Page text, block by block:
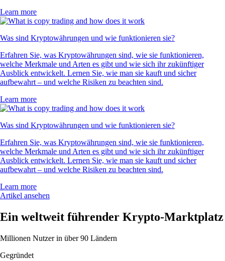
Learn more
Was sind Kryptowährungen und wie funktionieren sie?
Erfahren Sie, was Kryptowährungen sind, wie sie funktionieren,
welche Merkmale und Arten es gibt und wie sich ihr zukünftiger
Ausblick entwickelt. Lernen Sie, wie man sie kauft und sicher
aufbewahrt – und welche Risiken zu beachten sind.
Learn more
Was sind Kryptowährungen und wie funktionieren sie?
Erfahren Sie, was Kryptowährungen sind, wie sie funktionieren,
welche Merkmale und Arten es gibt und wie sich ihr zukünftiger
Ausblick entwickelt. Lernen Sie, wie man sie kauft und sicher
aufbewahrt – und welche Risiken zu beachten sind.
Learn more
Artikel ansehen
Ein weltweit führender Krypto-Marktplatz
Millionen Nutzer in über 90 Ländern
Gegründet